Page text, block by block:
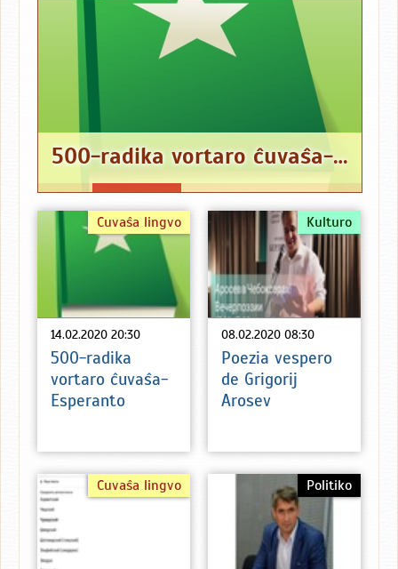
500-radika vortaro ĉuvaŝa-Esperanto
14.02.2020 20:30
Ĉuvaŝa lingvo
500-radika
vortaro ĉuvaŝa-
Esperanto
08.02.2020 08:30
Kulturo
Poezia vespero
de Grigorij
Arosev
Ĉuvaŝa lingvo Politiko